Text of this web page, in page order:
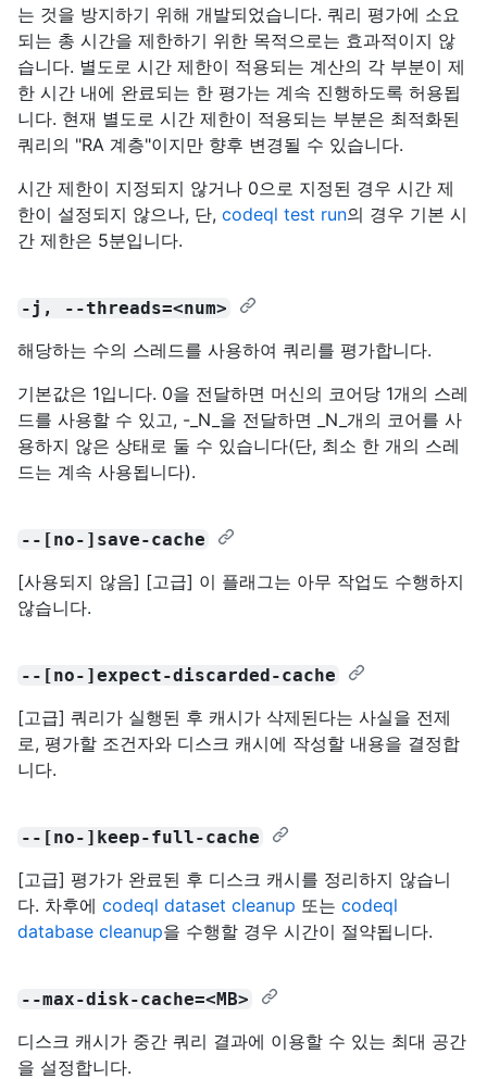
는 것을 방지하기 위해 개발되었습니다. 쿼리 평가에 소요
되는 총 시간을 제한하기 위한 목적으로는 효과적이지 않
습니다. 별도로 시간 제한이 적용되는 계산의 각 부분이 제
한 시간 내에 완료되는 한 평가는 계속 진행하도록 허용됩
니다. 현재 별도로 시간 제한이 적용되는 부분은 최적화된
쿼리의 "RA 계층"이지만 향후 변경될 수 있습니다.
시간 제한이 지정되지 않거나 0으로 지정된 경우 시간 제
한이 설정되지 않으나, 단, codeql test run의 경우 기본 시
간 제한은 5분입니다.
-j, --threads=<num>
해당하는 수의 스레드를 사용하여 쿼리를 평가합니다.
기본값은 1입니다. 0을 전달하면 머신의 코어당 1개의 스레
드를 사용할 수 있고, -_N_을 전달하면 _N_개의 코어를 사
용하지 않은 상태로 둘 수 있습니다(단, 최소 한 개의 스레
드는 계속 사용됩니다).
--[no-]save-cache
[사용되지 않음] [고급] 이 플래그는 아무 작업도 수행하지
않습니다.
--[no-]expect-discarded-cache
[고급] 쿼리가 실행된 후 캐시가 삭제된다는 사실을 전제
로, 평가할 조건자와 디스크 캐시에 작성할 내용을 결정합
니다.
--[no-]keep-full-cache
[고급] 평가가 완료된 후 디스크 캐시를 정리하지 않습니
다. 차후에 codeql dataset cleanup 또는 codeql
database cleanup을 수행할 경우 시간이 절약됩니다.
--max-disk-cache=<MB>
디스크 캐시가 중간 쿼리 결과에 이용할 수 있는 최대 공간
을 설정합니다.